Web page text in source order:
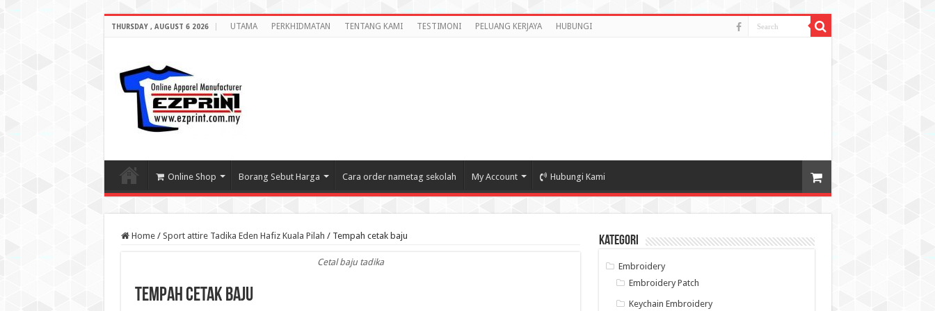
THURSDAY , AUGUST 6 2026 UTAMA PERKHIDMATAN TENTANG KAMI TESTIMONI PELUANG KERJAYA HUBUNGI
Online Shop Borang Sebut Harga Cara order nametag sekolah My Account Hubungi Kami
Home / Sport attire Tadika Eden Hafiz Kuala Pilah / Tempah cetak baju
Cetal baju tadika
Tempah cetak baju
Kategori
Embroidery
Embroidery Patch
Keychain Embroidery